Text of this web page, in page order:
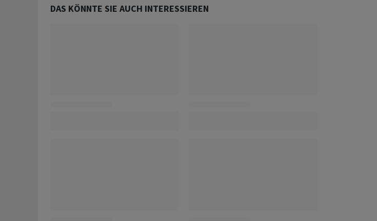
DAS KÖNNTE SIE AUCH INTERESSIEREN